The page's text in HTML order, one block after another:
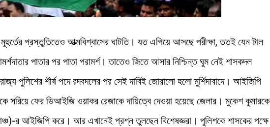
প্রস্তুতিতেও আত্মবিশ্বাসের ঘাটতি। যত এগিয়ে আসছে পরীক্ষা, ততই যেন টাল
পাতার পর পাতা পরামর্শ। তাতেও জিতে আসার নিশ্চিন্ত ঘুম নেই শাসকদল
পুলিশের শীর্ষ পদে রদবদলের পর সেই দাবিই জোরালো হলো মুর্শিদাবাদে। আইজিপি
সরিয়ে ফের ডিআইজি ওয়াকর রেজাকে দায়িত্বে দেওয়া হয়েছে জেলার। মুকেশ কুমারকে
র আইজিপি করে। আর এখানেই প্রশ্ন তুলছেন বিশেষজ্ঞরা। পুলিশকে শাসকের পক্ষে